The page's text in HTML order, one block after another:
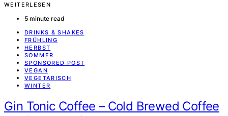
WEITERLESEN
5 minute read
DRINKS & SHAKES
FRÜHLING
HERBST
SOMMER
SPONSORED POST
VEGAN
VEGETARISCH
WINTER
Gin Tonic Coffee – Cold Brewed Coffee